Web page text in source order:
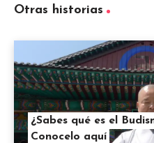
Otras historias
¿Sabes qué es el
Conocelo aquí